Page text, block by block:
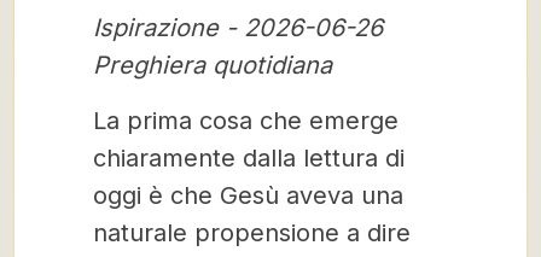
Ispirazione - 2026-06-26
Preghiera quotidiana
La prima cosa che emerge
chiaramente dalla lettura di
oggi è che Gesù aveva una
naturale propensione a dire